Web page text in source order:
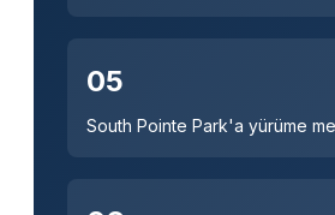
05
South Pointe Park'a yürüme